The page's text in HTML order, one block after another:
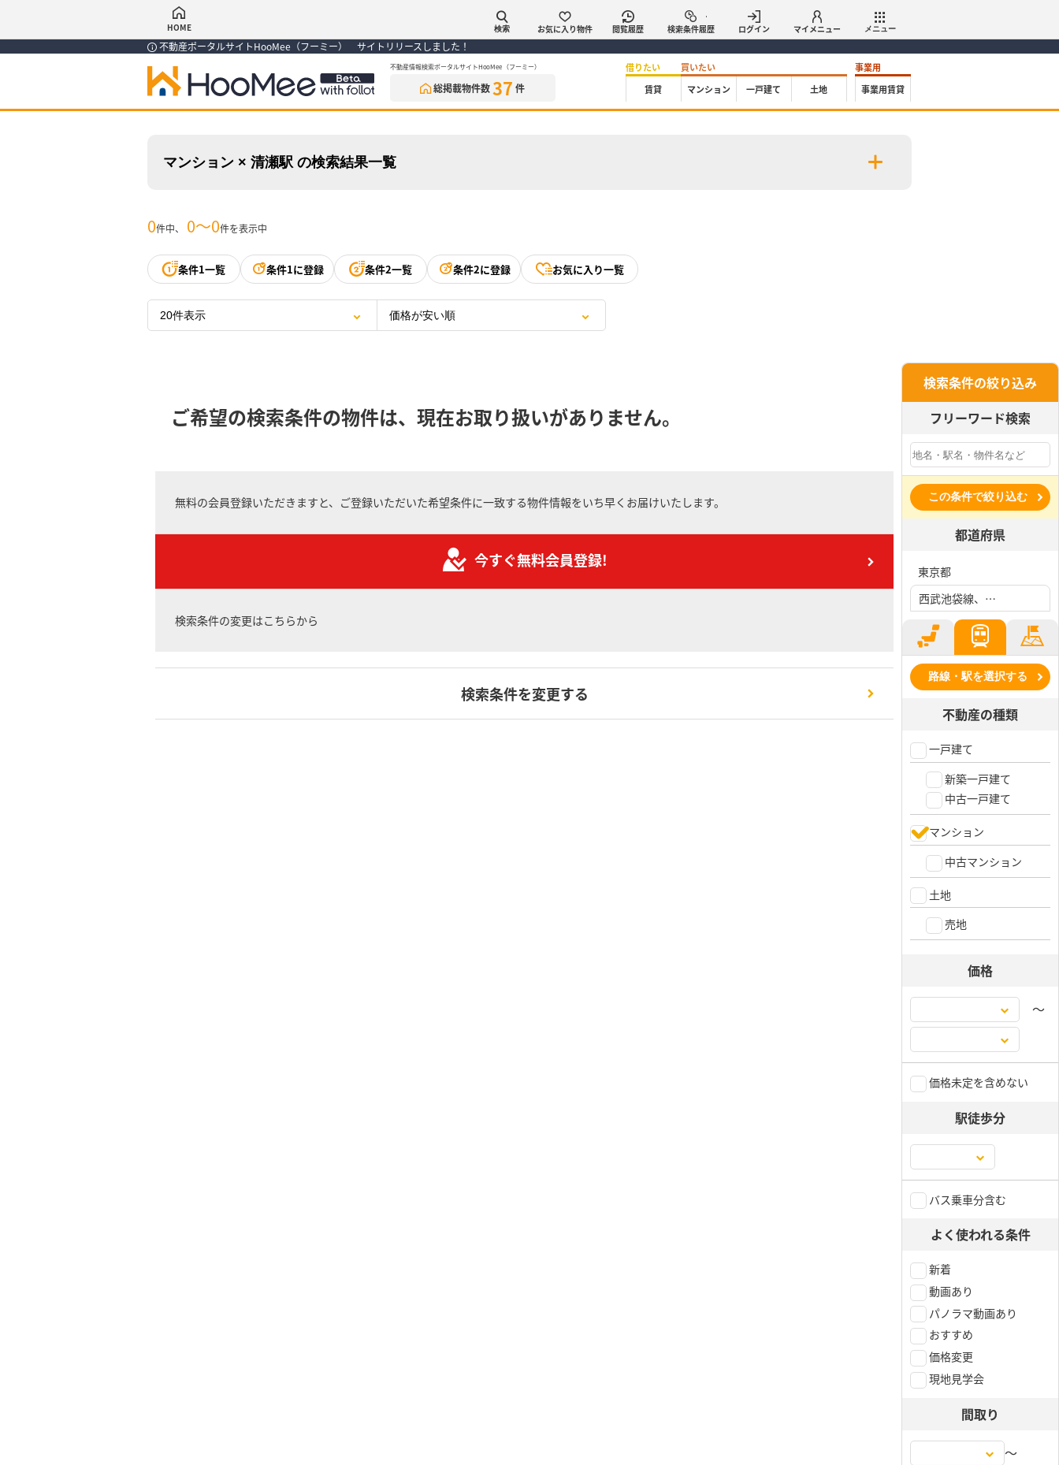
HOME 検索 お気に入り物件 閲覧履歴 検索条件履歴 ログイン マイメニュー メニュー
不動産ポータルサイトHooMee（フーミー） サイトリリースしました！
不動産情報検索ポータルサイトHooMee（フーミー）
総掲載物件数37 件
借りたい
賃貸
買いたい
マンション
一戸建て 土地
事業用
事業用賃貸
マンション × 清瀬駅 の検索結果一覧
0件中、 0〜0件を表示中
条件1一覧 条件1に登録 条件2一覧 条件2に登録 お気に入り一覧
ご希望の検索条件の物件は、現在お取り扱いがありません。
無料の会員登録いただきますと、ご登録いただいた希望条件に一致する物件情報をいち早くお届けいたします。
今すぐ無料会員登録!
検索条件の変更はこちらから
検索条件を変更する
検索条件の絞り込み
フリーワード検索
この条件で絞り込む
都道府県
東京都
西武池袋線、清瀬駅
路線・駅を選択する
不動産の種類
一戸建て
新築一戸建て
中古一戸建て
マンション
中古マンション
土地
売地
価格
〜
価格未定を含めない
駅徒歩分
バス乗車分含む
よく使われる条件
新着
動画あり
パノラマ動画あり
おすすめ
価格変更
現地見学会
間取り
〜